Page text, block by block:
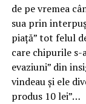
de pe vremea
sua prin
piață” tot felul
care chipurile
evaziuni” din
vindeau și ele
produs 10 lei”…